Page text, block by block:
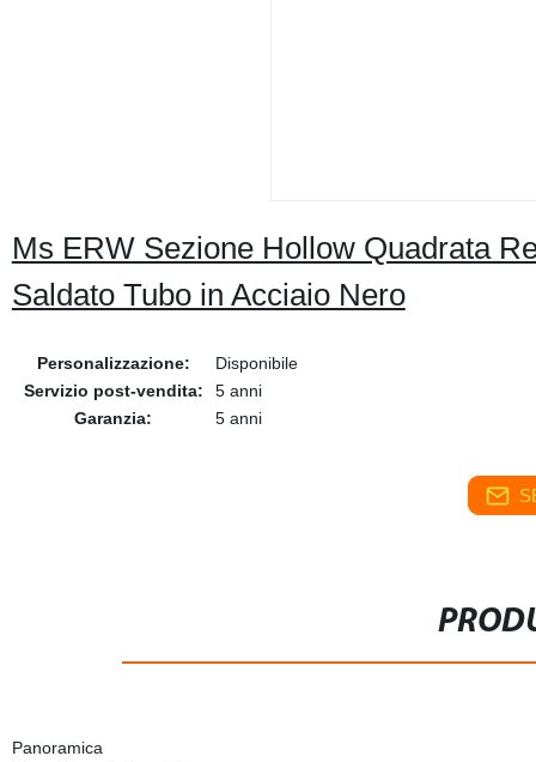
Ms ERW Sezione Hollow Quadrata
Saldato Tubo in Acciaio Nero
Personalizzazione:
Disponibile
Servizio post-vendita:
5 anni
Garanzia:
5 anni
Panoramica